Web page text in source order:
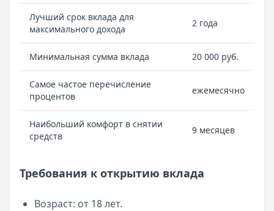
Лучший срок вклада для
максимального дохода
2 года
Минимальная сумма вклада 20 000 руб.
Самое частое перечисление
процентов
ежемесячно
Наибольший комфорт в снятии
средств
9 месяцев
Требования к открытию вклада
Возраст: от 18 лет.